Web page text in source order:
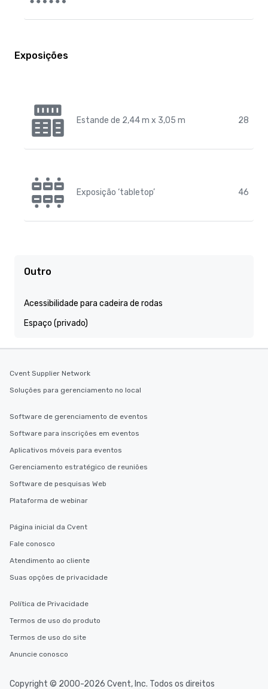
Exposições
Estande de 2,44 m x 3,05 m 28
Exposição ‘tabletop’ 46
Outro
Acessibilidade para cadeira de rodas
Espaço (privado)
Cvent Supplier Network
Soluções para gerenciamento no local
Software de gerenciamento de eventos
Software para inscrições em eventos
Aplicativos móveis para eventos
Gerenciamento estratégico de reuniões
Software de pesquisas Web
Plataforma de webinar
Página inicial da Cvent
Fale conosco
Atendimento ao cliente
Suas opções de privacidade
Política de Privacidade
Termos de uso do produto
Termos de uso do site
Anuncie conosco
Copyright © 2000-2026 Cvent, Inc. Todos os direitos